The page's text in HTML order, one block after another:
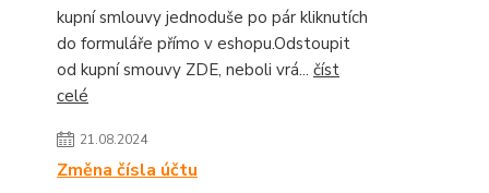
kupní smlouvy jednoduše po pár kliknutích
do formuláře přímo v eshopu.Odstoupit
od kupní smouvy ZDE, neboli vrá... číst
celé
21.08.2024
Změna čísla účtu